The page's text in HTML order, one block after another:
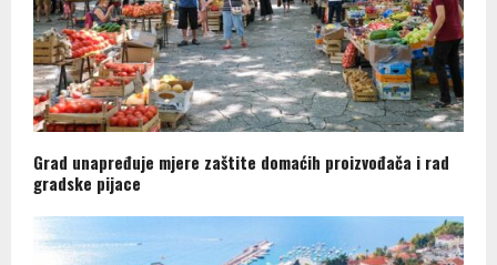
Grad unapređuje mjere zaštite domaćih proizvođača i rad
gradske pijace